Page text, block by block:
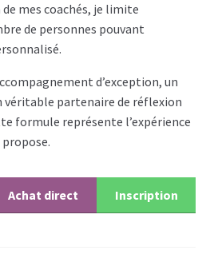
mes coachés, je limite
de personnes pouvant
d’exception, un
véritable partenaire de réflexion
formule représente l’expérience
Inscription
Achat direct